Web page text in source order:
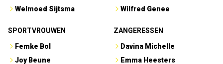
Welmoed Sijtsma
Wilfred Genee
SPORTVROUWEN
Femke Bol
Joy Beune
ZANGERESSEN
Davina Michelle
Emma Heesters